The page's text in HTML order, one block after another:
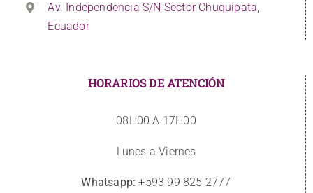
Av. Independencia S/N Sector Chuquipata,
Ecuador
HORARIOS DE ATENCIÓN
08H00 A 17H00
Lunes a Viernes
Whatsapp: +593 99 825 2777